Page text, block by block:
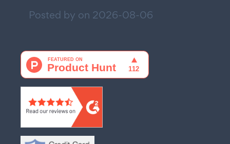
Posted by on 2026-08-06